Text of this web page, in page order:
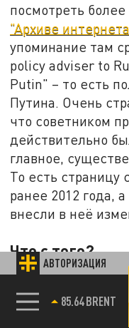
АВТОРИЗАЦИЯ
85.64 BRENT
посмотреть
"Архиве
упоминание там
policy adviser to
Putin" – то есть
Путина. Очень
что советником
действительно
главное,
То есть страницу
ранее 2012 года,
внесли в неё
Что с того?
Бог с ним, с
постепенно
, со